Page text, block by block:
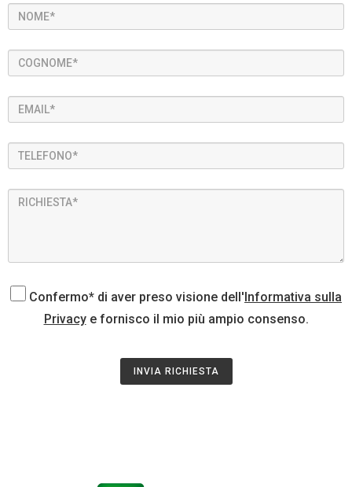
Confermo* di aver preso visione dell'Informativa sulla
Privacye fornisco il mio più ampio consenso.
INVIA RICHIESTA